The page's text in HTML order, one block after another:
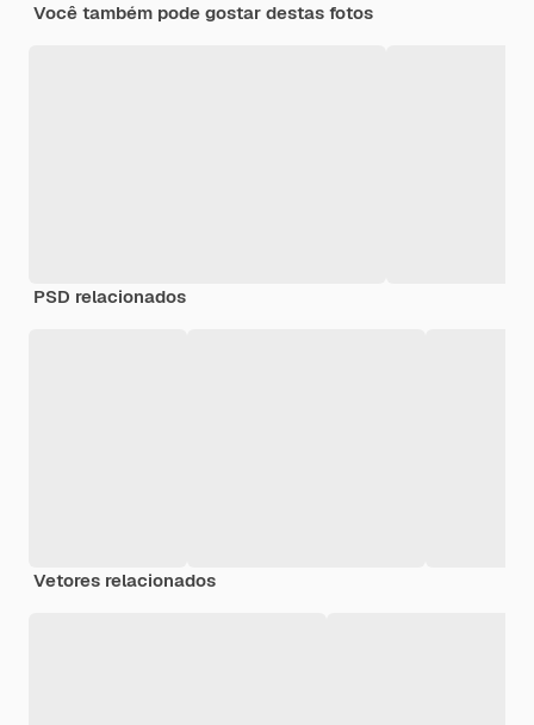
Você também pode gostar destas fotos
PSD relacionados
Vetores relacionados